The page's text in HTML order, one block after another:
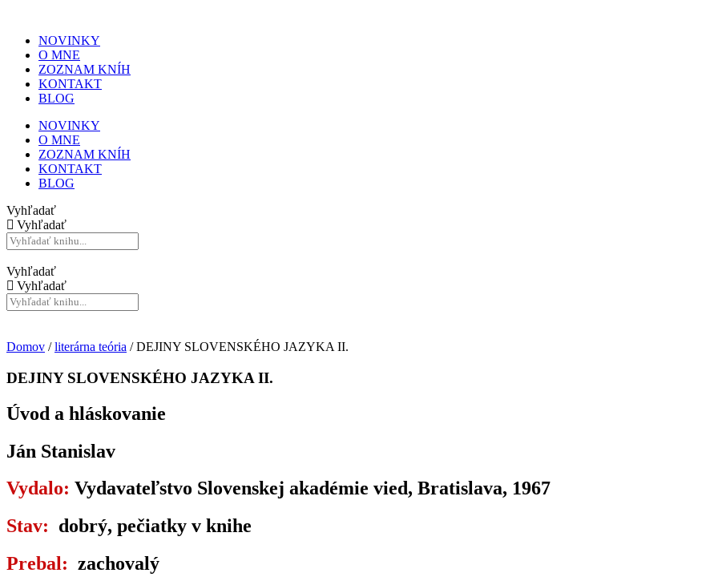
NOVINKY
O MNE
ZOZNAM KNÍH
KONTAKT
BLOG
NOVINKY
O MNE
ZOZNAM KNÍH
KONTAKT
BLOG
Vyhľadať
Vyhľadať
Vyhľadať
Vyhľadať
Domov /literárna teória / DEJINY SLOVENSKÉHO JAZYKA II.
DEJINY SLOVENSKÉHO JAZYKA II.
Úvod a hláskovanie
Ján Stanislav
Vydalo: Vydavateľstvo Slovenskej akadémie vied, Bratislava, 1967
Stav: dobrý, pečiatky v knihe
Prebal: zachovalý